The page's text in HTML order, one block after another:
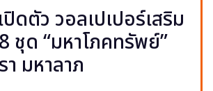
ดตัว วอลเปเปอร์เสริม
ชุด “มหาโภคทรัพย์”
า มหาลาภ